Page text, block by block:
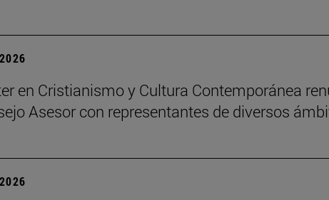
en Cristianismo y Cultura Contemporánea
Asesor con representantes de diversos